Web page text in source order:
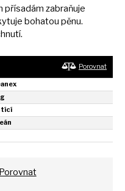
přísadám zabraňuje
bohatou pěnu.
Porovnat
Porovnat